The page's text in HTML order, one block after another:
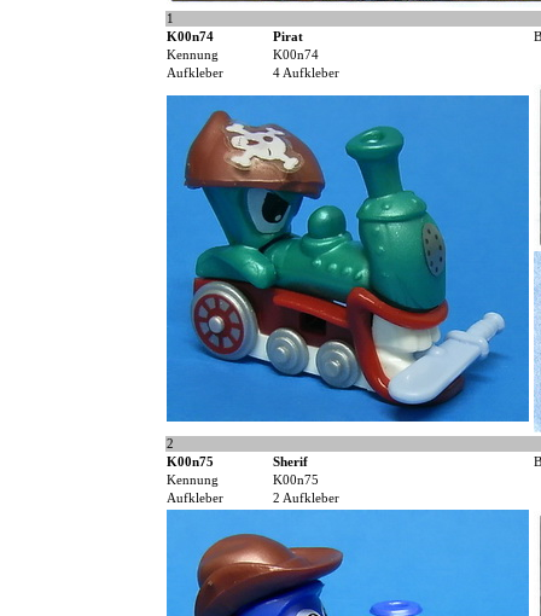
1
K00n74
Pirat
Kennung
K00n74
Aufkleber
4 Aufkleber
2
K00n75
Sherif
Kennung
K00n75
Aufkleber
2 Aufkleber